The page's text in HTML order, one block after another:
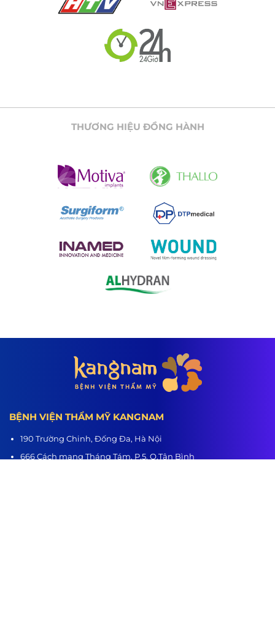
THƯƠNG HIỆU ĐỒNG HÀNH
BỆNH VIỆN THẨM MỸ KANGNAM
190 Trường Chinh, Đống Đa, Hà Nội
666 Cách mạng Tháng Tám, P.5, Q.Tân Bình